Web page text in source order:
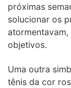
próximas
solucionar os
objetivos.
Uma outra
tênis da cor